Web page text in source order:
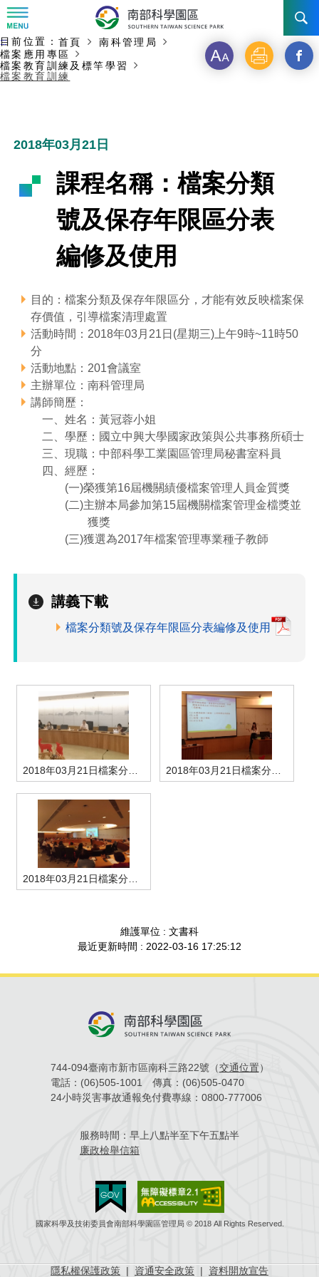
訊息公告
徵才公告
招標資訊
園區電子看板專區
大事紀
局長小檔案
局長電子信箱
機關組織
組織法
組織架構
組織職掌
管理局位置
施政主軸
年度工作展望
國家科學及技術委員會重大政策
廉政園地
工作職掌與聯絡管道
廉政反貪、防貪專區
廉政資訊
公職人員及關係人補助交易身分關係公開專區
機關採購廉政平臺
獲獎記錄
檔案應用專區
檔案應用服務須知
檔案應用及宣導活動
檔案教育訓練及標竿學習
檔案管理局相關連結
WebMail(新)
簡介
競爭優勢
土地規劃
水電供應
園區土地廠房宿舍出租資訊
園區資源再生中心
污水處理廠
高雄園區
競爭優勢
土地規劃
水電供應
園區土地廠房宿舍出租資訊
污水處理廠
簡介
競爭優勢
土地規劃
水電供應
園區土地廠房宿舍出租資訊
污水處理廠
新設園區
交通資訊
機構及廠商名錄
廠商名錄
園區公會資訊
研究機構
育成中心
文化藝術
公共藝術
考古遺址
南科新港堂
園區生活
生活服務
園區宿舍簡介
自行車道網
創新創業
南科AI_ROBOT自造基地
南科創業工坊
永續園區
企業社會責任
「沙崙生態科學園區生態保育協作平台」公開資訊
申辦案件處理時限
投資業務
工商業務
通關業務
工安管理
環保管理
電子公文交換
園區事業管理費
土地及廠房租賃
宿舍租金費用
污水費
廢棄物清除處理費
科學園區廠商服務網
園區課程及獎補助計畫
園區培訓課程
科學園區人才培育補助計畫
新興科技應用計畫
敦親睦鄰經費補助
園區參訪申請
性平專區
園區廠商採購資訊
主要內容開始
:::
目前位置： 首頁
南科管理局
檔案應用專區
檔案教育訓練及標竿學習
檔案教育訓練
字 列 另
2018年03月21日
課程名稱：檔案分類
號及保存年限區分表
編修及使用
目的：檔案分類及保存年限區分，才能有效反映檔案保
存價值，引導檔案清理處置
活動時間：2018年03月21日(星期三)上午9時~11時50
分
活動地點：201會議室
主辦單位：南科管理局
講師簡歷：
一、姓名：黃冠蓉小姐
二、學歷：國立中興大學國家政策與公共事務所碩士
三、現職：中部科學工業園區管理局秘書室科員
四、經歷：
(一)榮獲第16屆機關績優檔案管理人員金質獎
(二)主辦本局參加第15屆機關檔案管理金檔獎並
獲獎
(三)獲選為2017年檔案管理專業種子教師
講義下載
檔案分類號及保存年限區分表編修及使用
2018年03月21日檔案分類號及保存年限區分表編修及使用-學員上課情形
維護單位 : 文書科
最近更新時間 : 2022-03-16 17:25:12
744-094臺南市新市區南科三路22號（交通位置）
電話： (06)505-1001 傳真： (06)505-0470
24小時災害事故通報免付費專線： 0800-777006
服務時間： 早上八點半至下午五點半
廉政檢舉信箱
國家科學及技術委員會南部科學園區管理局 © 2018 All Rights Reserved.
隱私權保護政策 | 資通安全政策 | 資料開放宣告